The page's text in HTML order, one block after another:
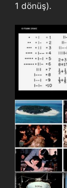
1 dönüş).